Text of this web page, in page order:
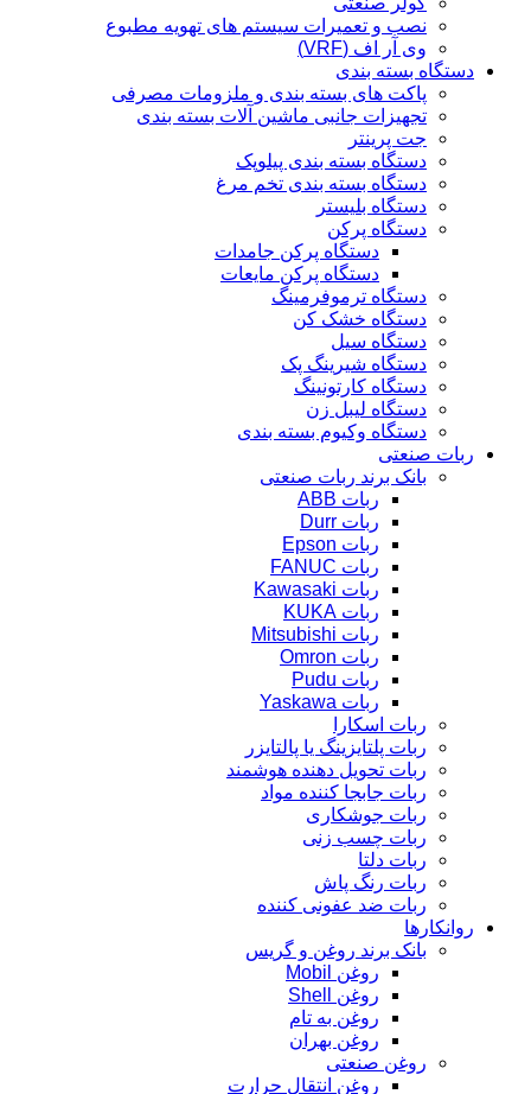
نصب و تعمیرات سیستم های تهویه مطبوع
وی آر اف (VRF)
دستگاه بسته بندی
پاکت های بسته بندی و ملزومات مصرفی
تجهیزات جانبی ماشین آلات بسته بندی
جت پرینتر
دستگاه بسته بندی پیلوپک
دستگاه بسته بندی تخم مرغ
دستگاه بلیستر
دستگاه پرکن
دستگاه پرکن جامدات
دستگاه پرکن مایعات
دستگاه ترموفرمینگ
دستگاه خشک کن
دستگاه سیل
دستگاه شیرینگ پک
دستگاه کارتونینگ
دستگاه لیبل زن
دستگاه وکیوم بسته بندی
ربات صنعتی
بانک برند ربات صنعتی
ربات ABB
ربات Durr
ربات Epson
ربات FANUC
ربات Kawasaki
ربات KUKA
ربات Mitsubishi
ربات Omron
ربات Pudu
ربات Yaskawa
ربات اسکارا
ربات پلتایزینگ یا پالتایزر
ربات تحویل دهنده هوشمند
ربات جابجا کننده مواد
ربات جوشکاری
ربات چسب زنی
ربات دلتا
ربات رنگ پاش
ربات ضد عفونی کننده
روانکارها
بانک برند روغن و گریس
روغن Mobil
روغن Shell
روغن به تام
روغن بهران
روغن صنعتی
روغن انتقال حرارت